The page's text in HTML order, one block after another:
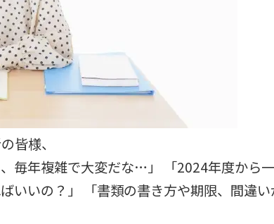
皆様、
毎年複雑で大変だな…」 「2024年度から
いいの？」 「書類の書き方や期限、間違